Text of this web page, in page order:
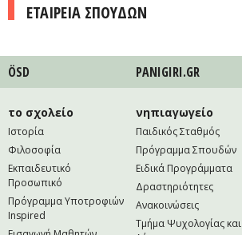
ΕΤΑΙΡΕΙΑ ΣΠΟΥΔΩΝ
ÖSD PANIGIRI.GR
το σχολείο
Ιστορία
Φιλοσοφία
Εκπαιδευτικό
Προσωπικό
Πρόγραμμα Υποτροφιών
Inspired
νηπιαγωγείο
Παιδικός Σταθμός
Πρόγραμμα Σπουδών
Ειδικά Προγράμματα
Δραστηριότητες
Ανακοινώσεις
Τμήμα Ψυχολογίας και